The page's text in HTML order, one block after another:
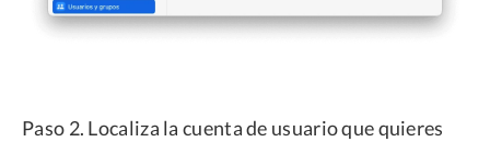
Paso 2. Localiza la cuenta de usuario que quieres